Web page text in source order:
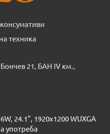
техника
21, БАН IV км.,
24.1", 1920x1200 WUXGA
употреба